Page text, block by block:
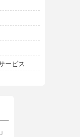
ービス